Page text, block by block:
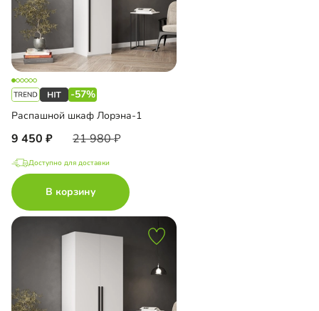
-57%
Распашной шкаф Лорэна-1
9 450 21 980
Доступно для доставки
В корзину